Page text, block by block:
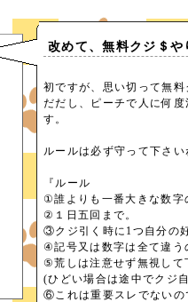
改めて、無料クジ＄や
初ですが、思い切って無
だだし、ピーチで人に何
す。
ルールは必ず守って下さい
『ルール
①誰よりも一番大きな数字
②１日五回まで。
③クジ引く時に1つ自分の
④記号又は数字は全て違う
⑤荒しは注意せず無視して
(ひどい場合は途中でクジ
⑥これは重要スレでないの